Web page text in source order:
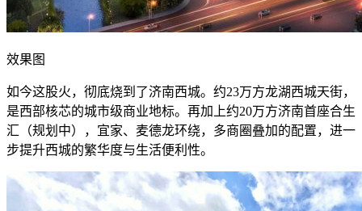
效果图
如今这股火，彻底烧到了济南西城。约23万方龙湖西城天街，
是西部核芯的城市级商业地标。再加上约20万方济南首座合生
汇（规划中），宜家、麦德龙环绕，多商圈叠加的配置，进一
步提升西城的繁华度与生活便利性。